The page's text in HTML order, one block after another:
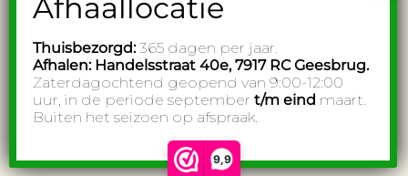
9,9
© Onlinepelletshop. All rights reserved. Website bySubbs.
Thuisbezorgd:365 dagen per jaar.
Afhalen: Handelsstraat 40e,7917 RC Geesbrug.
Zaterdagochtend geopend van 9:00-12:00
uur, in de periode september t/m eind maart.
Buiten het seizoen op afspraak.